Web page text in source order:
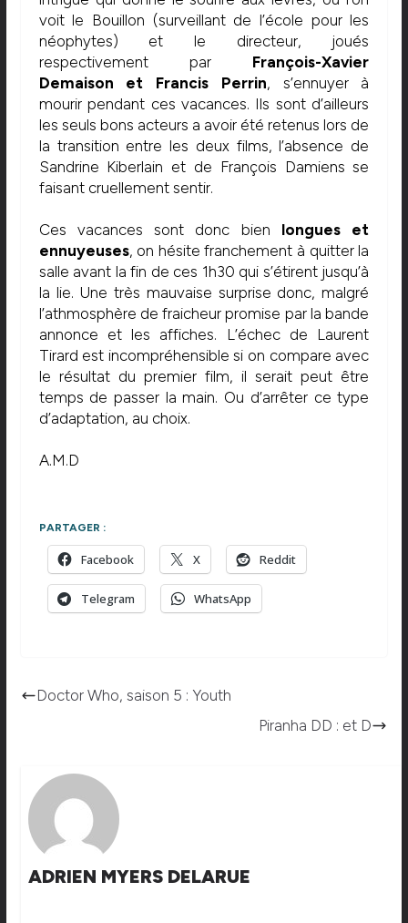
voit le Bouillon (surveillant de l’école pour les
néophytes) et le directeur, joués
respectivement par François-Xavier
Demaison et Francis Perrin, s’ennuyer à
mourir pendant ces vacances. Ils sont d’ailleurs
les seuls bons acteurs a avoir été retenus lors de
la transition entre les deux films, l’absence de
Sandrine Kiberlain et de François Damiens se
faisant cruellement sentir.
Ces vacances sont donc bien longues et
ennuyeuses, on hésite franchement à quitter la
salle avant la fin de ces 1h30 qui s’étirent jusqu’à
la lie. Une très mauvaise surprise donc, malgré
l’athmosphère de fraicheur promise par la bande
annonce et les affiches. L’échec de Laurent
Tirard est incompréhensible si on compare avec
le résultat du premier film, il serait peut être
temps de passer la main. Ou d’arrêter ce type
d’adaptation, au choix.
A.M.D
PARTAGER :
Facebook X Reddit
Telegram WhatsApp
Doctor Who, saison 5 : Youth
Piranha DD : et D
ADRIEN MYERS DELARUE